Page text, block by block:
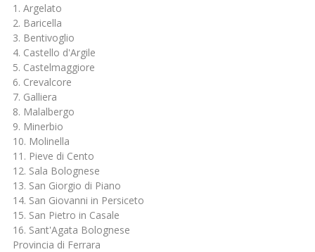
1. Argelato
2. Baricella
3. Bentivoglio
4. Castello d'Argile
5. Castelmaggiore
6. Crevalcore
7. Galliera
8. Malalbergo
9. Minerbio
10. Molinella
11. Pieve di Cento
12. Sala Bolognese
13. San Giorgio di Piano
14. San Giovanni in Persiceto
15. San Pietro in Casale
16. Sant'Agata Bolognese
Provincia di Ferrara